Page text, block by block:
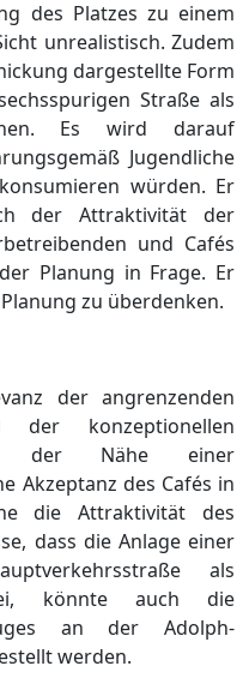
des Platzes zu einem
unrealistisch. Zudem
dargestellte Form
Straße als
Es wird darauf
Jugendliche
würden. Er
der Attraktivität der
und Cafés
Planung in Frage. Er
zu überdenken.
der angrenzenden
der konzeptionellen
in der Nähe einer
Akzeptanz des Cafés in
die Attraktivität des
dass die Anlage einer
als
könnte auch die
an der Adolph-
werden.